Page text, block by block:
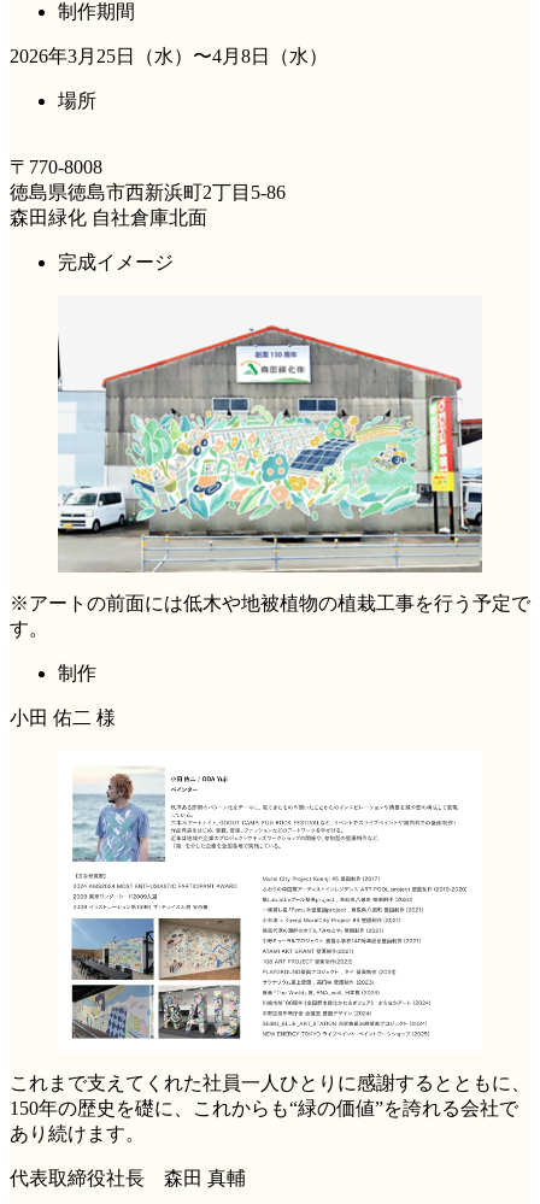
制作期間
2026年3月25日（水）〜4月8日（水）
場所
〒770-8008
徳島県徳島市西新浜町2丁目5-86
森田緑化 自社倉庫北面
完成イメージ
※アートの前面には低木や地被植物の植栽工事を行う予定で
す。
制作
小田 佑二 様
これまで支えてくれた社員一人ひとりに感謝するとともに、
150年の歴史を礎に、これからも“緑の価値”を誇れる会社で
あり続けます。
代表取締役社長 森田 真輔